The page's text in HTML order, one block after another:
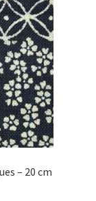
– 20 cm